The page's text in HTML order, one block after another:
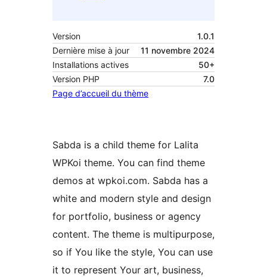
Version
1.0.1
Dernière mise à jour
11 novembre 2024
Installations actives
50+
Version PHP
7.0
Page d’accueil du thème
Sabda is a child theme for Lalita
WPKoi theme. You can find theme
demos at wpkoi.com. Sabda has a
white and modern style and design
for portfolio, business or agency
content. The theme is multipurpose,
so if You like the style, You can use
it to represent Your art, business,